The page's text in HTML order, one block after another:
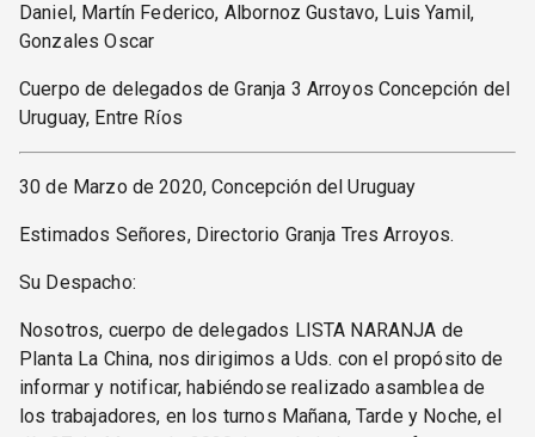
Daniel, Martín Federico, Albornoz Gustavo, Luis Yamil,
Gonzales Oscar
Cuerpo de delegados de Granja 3 Arroyos Concepción del
Uruguay, Entre Ríos
30 de Marzo de 2020, Concepción del Uruguay
Estimados Señores, Directorio Granja Tres Arroyos.
Su Despacho:
Nosotros, cuerpo de delegados LISTA NARANJA de
Planta La China, nos dirigimos a Uds. con el propósito de
informar y notificar, habiéndose realizado asamblea de
los trabajadores, en los turnos Mañana, Tarde y Noche, el